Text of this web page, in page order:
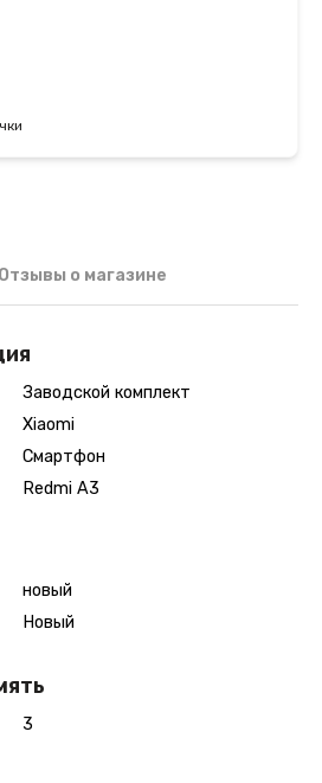
Отзывы о магазине
Заводской комплект
Xiaomi
Смартфон
Redmi A3
новый
Новый
3